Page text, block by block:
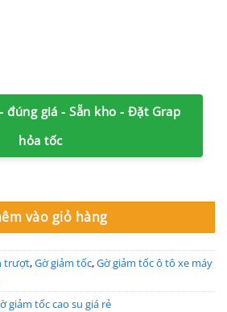
đúng giá - Sẵn kho - Đặt Grap
hỏa tốc
2cm x W10 x L100cm cao su vàng đen
vào giỏ hàng
trượt,Gờ giảm tốc,Gờ giảm tốc ô tô xe máy
giảm tốc cao su giá rẻ